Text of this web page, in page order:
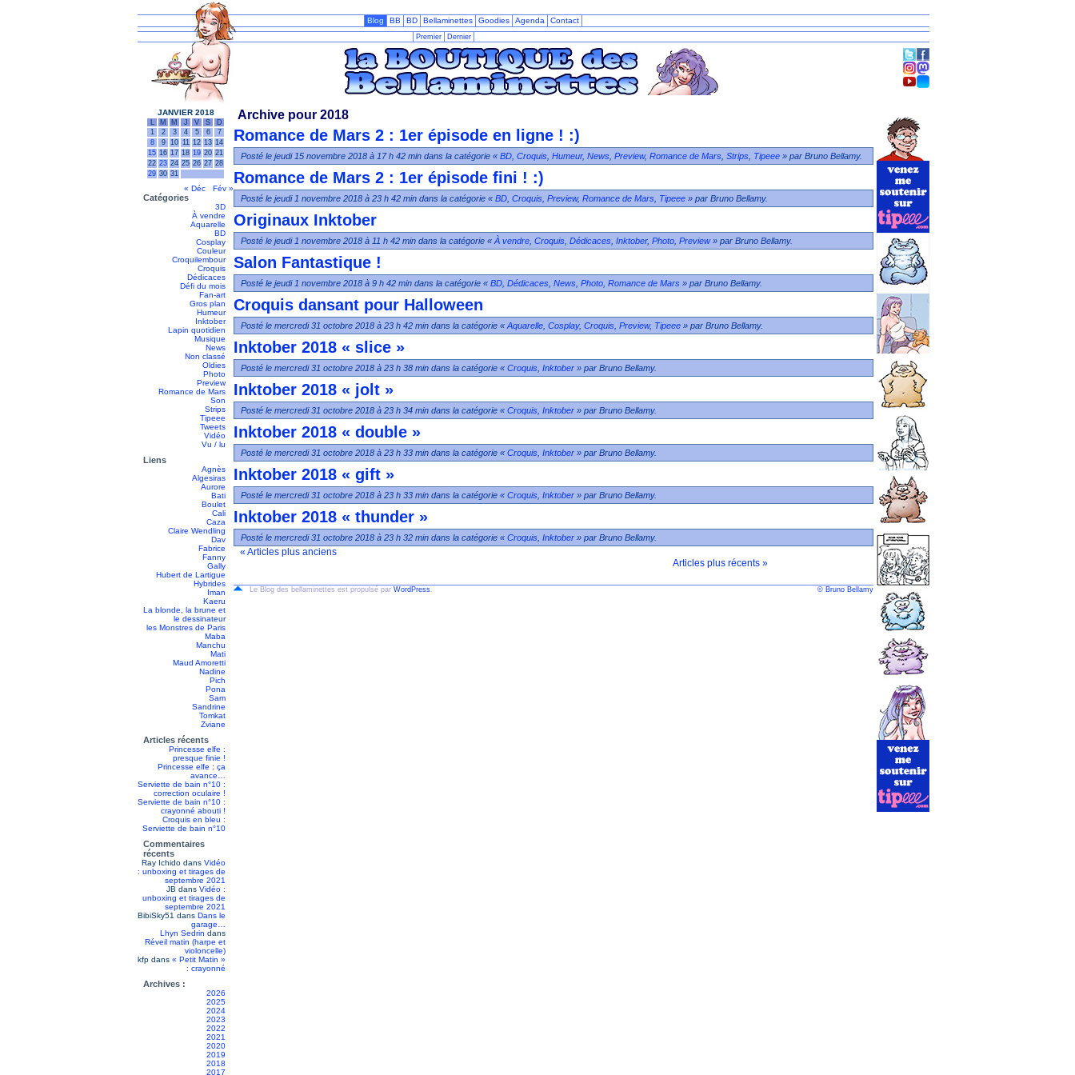
Blog BB BD Bellaminettes Goodies Agenda Contact
Premier Dernier
JANVIER 2018
L M M J V S
D
1
2 3 4 5 6
7
8
9 10 11 12 13 14
15 16 17 18 19 20 21
22 23 24 25 26 27 28
29 30 31
« Déc Fév »
Catégories
3D
À vendre
Aquarelle
BD
Cosplay
Couleur
Croquilembour
Croquis
Dédicaces
Défi du mois
Fan-art
Gros plan
Humeur
Inktober
Lapin quotidien
Musique
News
Non classé
Oldies
Photo
Preview
Romance de Mars
Son
Strips
Tipeee
Tweets
Vidéo
Vu / lu
Liens
Agnès
Algesiras
Aurore
Bati
Boulet
Cali
Caza
Claire Wendling
Dav
Fabrice
Fanny
Gally
Hubert de Lartigue
Hybrides
Iman
Kaeru
La blonde, la brune et
le dessinateur
les Monstres de Paris
Maba
Manchu
Mati
Maud Amoretti
Nadine
Pich
Pona
Sam
Sandrine
Tomkat
Zviane
Articles récents
Princesse elfe :
presque finie !
Princesse elfe : ça
avance…
Serviette de bain n°10 :
correction oculaire !
Serviette de bain n°10 :
crayonné abouti !
Croquis en bleu :
Serviette de bain n°10
Commentaires
récents
Ray Ichido dans Vidéo
: unboxing et tirages de
septembre 2021
JB dans Vidéo :
unboxing et tirages de
septembre 2021
BibiSky51 dans Dans le
garage…
Lhyn Sedrin dans
Réveil matin (harpe et
violoncelle)
kfp dans « Petit Matin »
: crayonné
Archives :
2026
2025
2024
2023
2022
2021
2020
2019
2018
2017
Archive pour 2018
Romance de Mars 2 : 1er épisode en ligne ! :)
Posté le jeudi 15 novembre 2018 à 17 h 42 min dans la catégorie « BD Croquis Humeur, News Preview, Romance de Mars Strips Tipeee » par Bruno Bellamy.
Romance de Mars 2 : 1er épisode fini ! :)
Posté le jeudi 1 novembre 2018 à 23 h 42 min dans la catégorie « BD Croquis Preview, Romance de Mars Tipeee » par Bruno Bellamy.
Originaux Inktober
Posté le jeudi 1 novembre 2018 à 11 h 42 min dans la catégorie « À vendre Croquis Dédicaces Inktober, Photo Preview» par Bruno Bellamy.
Salon Fantastique !
Posté le jeudi 1 novembre 2018 à 9 h 42 min dans la catégorie « BD Dédicaces News Photo Romance de Mars » par Bruno Bellamy.
Croquis dansant pour Halloween
Posté le mercredi 31 octobre 2018 à 23 h 42 min dans la catégorie « Aquarelle Cosplay, Croquis Preview, Tipeee » par Bruno Bellamy.
Inktober 2018 « slice »
Posté le mercredi 31 octobre 2018 à 23 h 38 min dans la catégorie « Croquis Inktober » par Bruno Bellamy.
Inktober 2018 « jolt »
Posté le mercredi 31 octobre 2018 à 23 h 34 min dans la catégorie « Croquis Inktober » par Bruno Bellamy.
Inktober 2018 « double »
Posté le mercredi 31 octobre 2018 à 23 h 33 min dans la catégorie « Croquis Inktober » par Bruno Bellamy.
Inktober 2018 « gift »
Posté le mercredi 31 octobre 2018 à 23 h 33 min dans la catégorie « Croquis Inktober » par Bruno Bellamy.
Inktober 2018 « thunder »
Posté le mercredi 31 octobre 2018 à 23 h 32 min dans la catégorie « Croquis Inktober » par Bruno Bellamy.
« Articles plus anciens
Articles plus récents »
Le Blog des bellaminettes est propulsé par WordPress. © Bruno Bellamy